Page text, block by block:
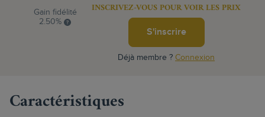
Gain fidélité
2.50%
INSCRIVEZ-VOUS POUR VOIR LES PRIX
S'inscrire
Déjà membre ? Connexion
Caractéristiques